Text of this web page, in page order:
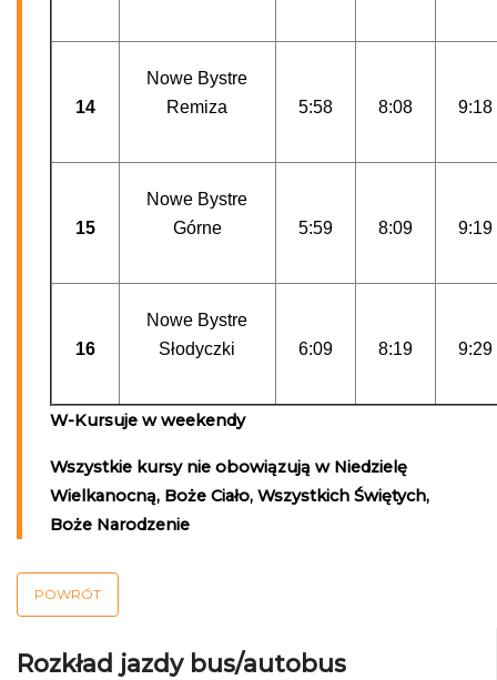
Rozkład jazdy bus/autobus
14
Nowe Bystre
Remiza
5:58 8:08 9:18
15
Nowe Bystre
Górne
5:59 8:09 9:19
16
Nowe Bystre
Słodyczki
6:09 8:19 9:29
W-Kursuje w weekendy
Wszystkie kursy nie obowiązują w Niedzielę
Wielkanocną, Boże Ciało, Wszystkich Świętych,
Boże Narodzenie
POWRÓT